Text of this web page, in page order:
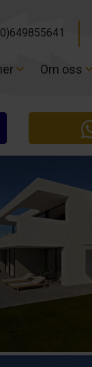
Om oss
Om oss